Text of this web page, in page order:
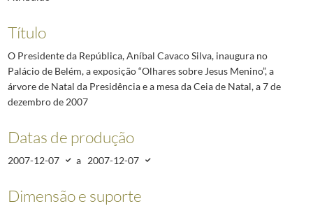
Título
O Presidente da República, Aníbal Cavaco Silva, inaugura no
Palácio de Belém, a exposição “Olhares sobre Jesus Menino”, a
árvore de Natal da Presidência e a mesa da Ceia de Natal, a 7 de
dezembro de 2007
Datas de produção
2007-12-07 a 2007-12-07
Dimensão e suporte